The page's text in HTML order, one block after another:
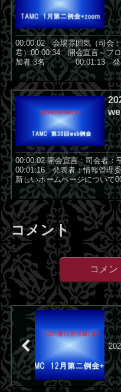
00:00:02 会場雰囲気（司会
君）00:00:34 開会宣言～プ
加者 3名 00:01:13 発表
スター復活の演技・解説」
00:00:02 開会宣言：司会者
00:01:16 発表者：情
新しいホームページについ
ヨーおじさん 00:17:35 「
コメント
コメン